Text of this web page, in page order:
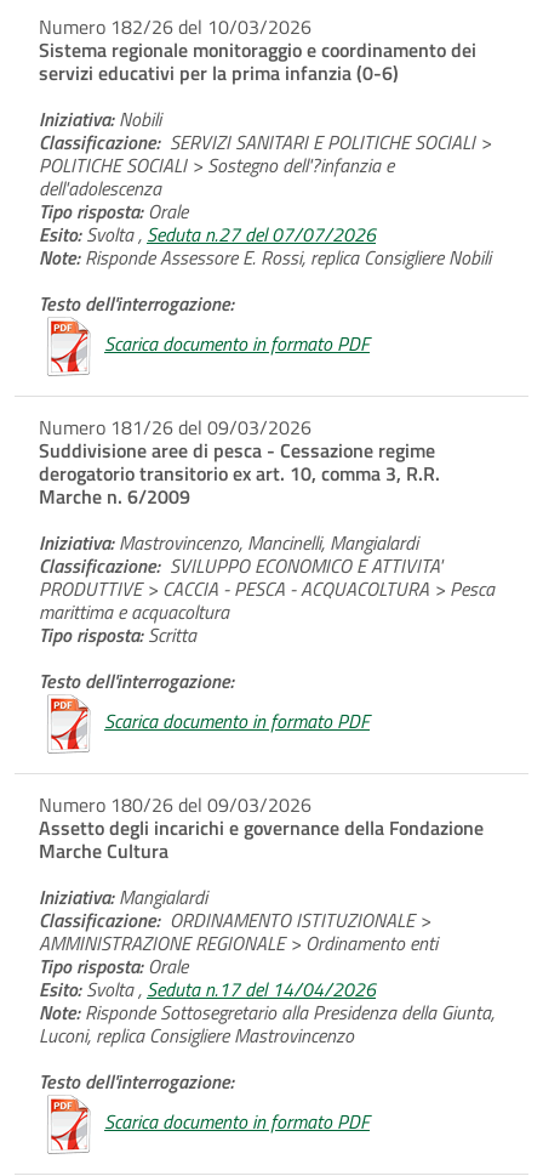
Numero 182/26 del 10/03/2026
Sistema regionale monitoraggio e coordinamento dei
servizi educativi per la prima infanzia (0-6)
Iniziativa:Nobili
Classificazione: SERVIZI SANITARI E POLITICHE SOCIALI >
POLITICHE SOCIALI > Sostegno dell'?infanzia e
dell'adolescenza
Tipo risposta:Orale
Esito:Svolta , Seduta n.27 del 07/07/2026
Note:Risponde Assessore E. Rossi, replica Consigliere Nobili
Testo dell'interrogazione:
Scarica documento in formato PDF
Numero 181/26 del 09/03/2026
Suddivisione aree di pesca - Cessazione regime
derogatorio transitorio ex art. 10, comma 3, R.R.
Marche n. 6/2009
Iniziativa:Mastrovincenzo, Mancinelli, Mangialardi
Classificazione: SVILUPPO ECONOMICO E ATTIVITA'
PRODUTTIVE > CACCIA - PESCA - ACQUACOLTURA > Pesca
marittima e acquacoltura
Tipo risposta:Scritta
Testo dell'interrogazione:
Scarica documento in formato PDF
Numero 180/26 del 09/03/2026
Assetto degli incarichi e governance della Fondazione
Marche Cultura
Iniziativa:Mangialardi
Classificazione: ORDINAMENTO ISTITUZIONALE >
AMMINISTRAZIONE REGIONALE > Ordinamento enti
Tipo risposta:Orale
Esito:Svolta , Seduta n.17 del 14/04/2026
Note:Risponde Sottosegretario alla Presidenza della Giunta,
Luconi, replica Consigliere Mastrovincenzo
Testo dell'interrogazione:
Scarica documento in formato PDF